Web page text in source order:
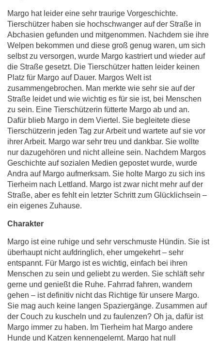
Margo hat leider eine sehr traurige Vorgeschichte.
Tierschützer haben sie hochschwanger auf der Straße in
Abchasien gefunden und mitgenommen. Nachdem sie ihre
Welpen bekommen und diese groß genug waren, um sich
selbst zu versorgen, wurde Margo kastriert und wieder auf
die Straße gesetzt. Die Tierschützer hatten leider keinen
Platz für Margo auf Dauer. Margos Welt ist
zusammengebrochen. Man merkte wie sehr sie auf der
Straße leidet und wie wichtig es für sie ist, bei Menschen
zu sein. Eine Tierschützerin fütterte Margo ab und an.
Dafür blieb Margo in dem Viertel. Sie begleitete diese
Tierschützerin jeden Tag zur Arbeit und wartete auf sie vor
ihrer Arbeit. Margo war sehr treu und dankbar. Sie wollte
nur dazugehören und nicht alleine sein. Nachdem Margos
Geschichte auf sozialen Medien gepostet wurde, wurde
Andra auf Margo aufmerksam. Sie holte Margo zu sich ins
Tierheim nach Lettland. Margo ist zwar nicht mehr auf der
Straße, aber es fehlt ein letzter Schritt zum Glücklichsein –
ein eigenes Zuhause.
Charakter
Margo ist eine ruhige und sehr verschmuste Hündin. Sie ist
überhaupt nicht aufdringlich, eher umgekehrt – sehr
entspannt. Für Margo ist es wichtig, einfach bei ihren
Menschen zu sein und geliebt zu werden. Sie schläft sehr
gerne und genießt die Ruhe. Fahrrad fahren, wandern
gehen – ist definitiv nicht das Richtige für unsere Margo.
Sie mag auch keine langen Spaziergänge. Zusammen auf
der Couch zu kuscheln und zu faulenzen? Oh ja, dafür ist
Margo immer zu haben. Im Tierheim hat Margo andere
Hunde und Katzen kennengelernt. Margo hat null